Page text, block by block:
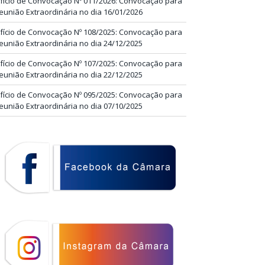
Extraordinária no dia 16/01/2026
de Convocação Nº 108/2025: Convocação para
Extraordinária no dia 24/12/2025
de Convocação Nº 107/2025: Convocação para
Extraordinária no dia 22/12/2025
de Convocação Nº 095/2025: Convocação para
Extraordinária no dia 07/10/2025